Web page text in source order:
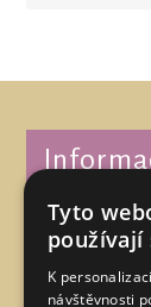
Můj
Tyto
používají
K
návštěvnosti